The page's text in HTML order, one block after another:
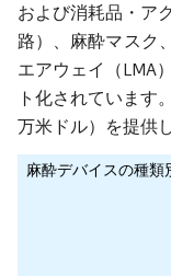
および消耗品・ア
路）、麻酔マスク
エアウェイ（LMA
ト化されています
万米ドル）を提供
麻酔デバイスの種類